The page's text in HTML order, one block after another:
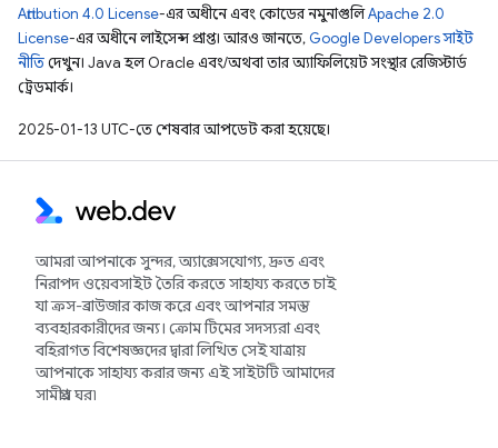
Attribution 4.0 License-এর অধীনে এবং কোডের নমুনাগুলিApache 2.0
License-এর অধীনে লাইসেন্স প্রাপ্ত। আরও জানতে, Google Developers সাইট
নীতিদেখুন। Java হল Oracle এবং/অথবা তার অ্যাফিলিয়েট সংস্থার রেজিস্টার্ড
ট্রেডমার্ক।
2025-01-13 UTC-তে শেষবার আপডেট করা হয়েছে।
আমরা আপনাকে সুন্দর, অ্যাক্সেসযোগ্য, দ্রুত এবং
নিরাপদ ওয়েবসাইট তৈরি করতে সাহায্য করতে চাই
যা ক্রস-ব্রাউজার কাজ করে এবং আপনার সমস্ত
ব্যবহারকারীদের জন্য। ক্রোম টিমের সদস্যরা এবং
বহিরাগত বিশেষজ্ঞদের দ্বারা লিখিত সেই যাত্রায়
আপনাকে সাহায্য করার জন্য এই সাইটটি আমাদের
সামগ্রীর ঘর৷